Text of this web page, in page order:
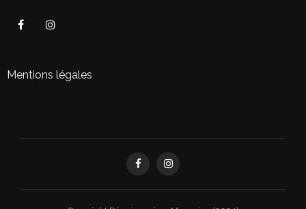
Mentions légales